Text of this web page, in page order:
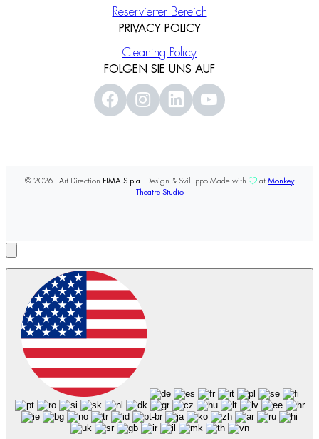
Reservierter Bereich
PRIVACY POLICY
Cleaning Policy
FOLGEN SIE UNS AUF
© 2026 - Art Direction FIMA S.p.a - Design & Sviluppo Made with at Monkey
Theatre Studio